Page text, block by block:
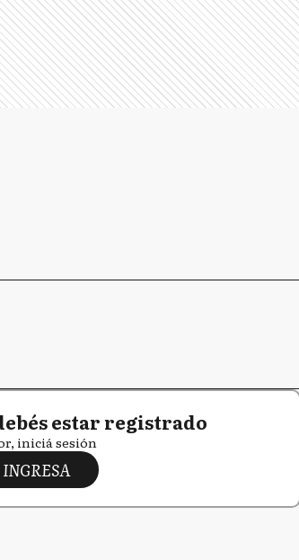
estar registrado
iniciá sesión
INGRESA